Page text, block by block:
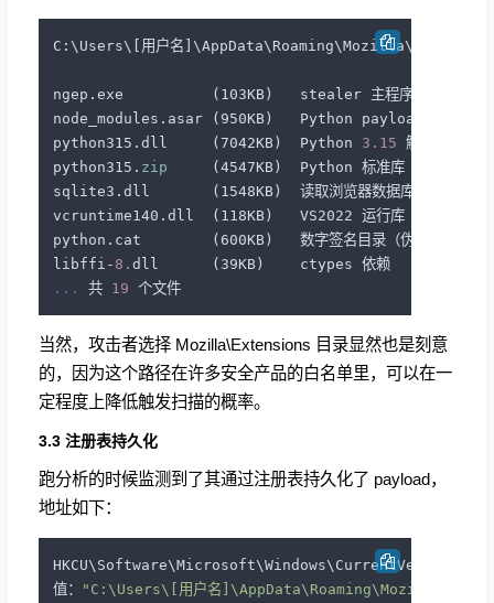
C:\Users\[用户名
ngep.exe          (103KB)   stealer 主程序
node_modules.asar (950KB)   Python payload（混淆）
python315.dll     (7042KB)  Python 3.15 解释器
python315. zip
     (4547KB)  Python 标准库
sqlite3.dll       (1548KB)  读取浏览器数据库
vcruntime140.dll  (118KB)   VS2022 运行库
python.cat        (600KB)   数字签名目录（伪装合法）
libffi-8.
... 共 19
当然，攻击者选择 Mozilla\Extensions 目录显然也是刻意
的，因为这个路径在许多安全产品的白名单里，可以在一
定程度上降低触发扫描的概率。
3.3 注册表持久化
跑分析的时候监测到了其通过注册表持久化了 payload，
地址如下：
值： "C:\Users\[用户名